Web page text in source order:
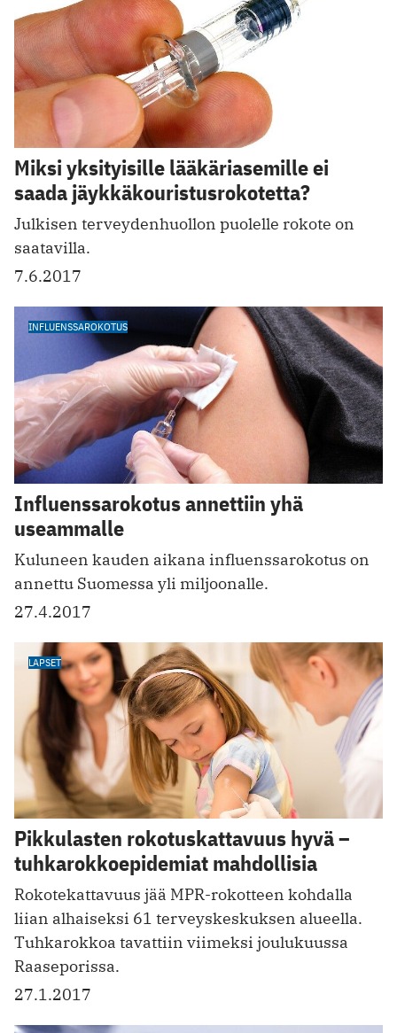
Miksi yksityisille lääkäriasemille ei
saada jäykkäkouristusrokotetta?
Julkisen terveydenhuollon puolelle rokote on
saatavilla.
7.6.2017
INFLUENSSAROKOTUS
Influenssarokotus annettiin yhä
useammalle
Kuluneen kauden aikana influenssarokotus on
annettu Suomessa yli miljoonalle.
27.4.2017
LAPSET
Pikkulasten rokotuskattavuus hyvä –
tuhkarokkoepidemiat mahdollisia
Rokotekattavuus jää MPR-rokotteen kohdalla
liian alhaiseksi 61 terveyskeskuksen alueella.
Tuhkarokkoa tavattiin viimeksi joulukuussa
Raaseporissa.
27.1.2017